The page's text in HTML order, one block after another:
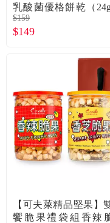
乳酸菌優格餅乾（
包）草莓
$159
$149
【可夫萊精品堅果】
饗脆果禮袋組香辣